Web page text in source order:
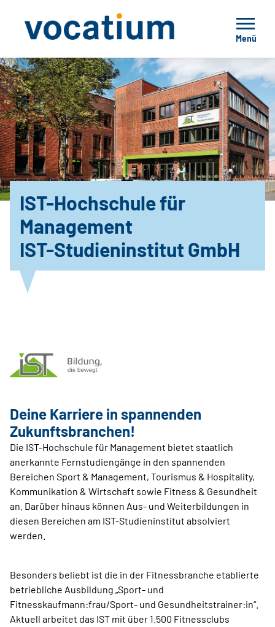
Menü
IST-Hochschule für
Management
IST-Studieninstitut GmbH
Deine Karriere in spannenden
Zukunftsbranchen!
Die IST-Hochschule für Management bietet staatlich
anerkannte Fernstudiengänge in den spannenden
Bereichen Sport & Management, Tourismus & Hospitality,
Kommunikation & Wirtschaft sowie Fitness & Gesundheit
an. Darüber hinaus können Aus- und Weiterbildungen in
diesen Bereichen am IST-Studieninstitut absolviert
werden.
Besonders beliebt ist die in der Fitnessbranche etablierte
betriebliche Ausbildung „Sport- und
Fitnesskaufmann:frau/Sport- und Gesundheitstrainer:in“.
Aktuell arbeitet das IST mit über 1.500 Fitnessclubs